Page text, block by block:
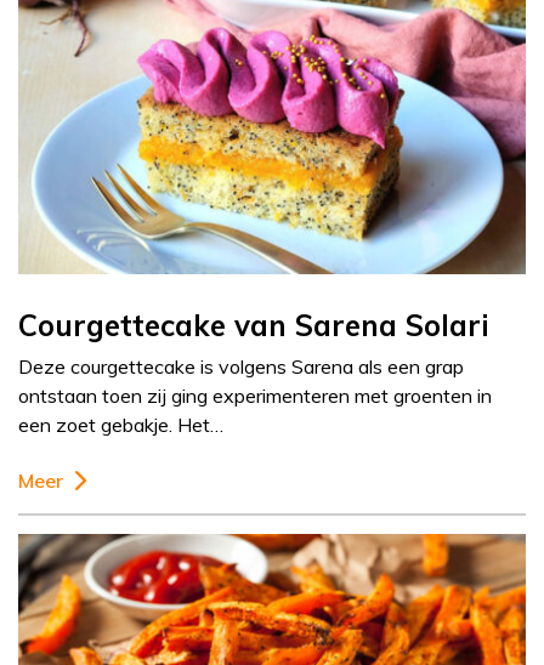
Courgettecake van Sarena Solari
Deze courgettecake is volgens Sarena als een grap
ontstaan toen zij ging experimenteren met groenten in
een zoet gebakje. Het…
Meer